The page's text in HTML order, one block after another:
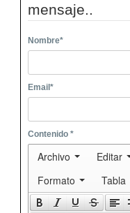
mensaje..
Nombre*
Email *
Contenido *
Archivo Editar
Formato
Tabla